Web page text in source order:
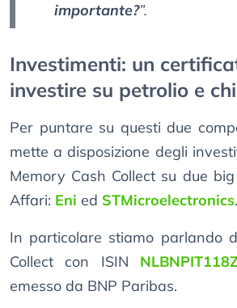
importante?”.
Investimenti: un
investire su petrolio e
Per puntare su questi due
mette a disposizione degli
Memory Cash Collect su due
Affari: Eni ed STMicroelectronics.
In particolare stiamo parlando
Collect con ISIN
emesso da BNP Paribas.